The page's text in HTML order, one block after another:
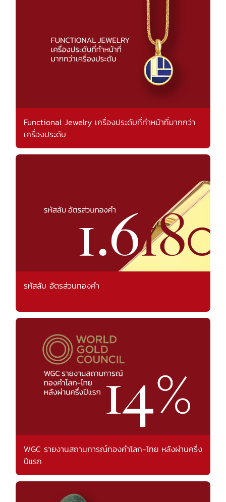
Functional Jewelry เครื่องประดับที่ทำหน้าที่มากกว่า
เครื่องประดับ
รหัสลับ อัตรส่วนทองคำ
WGC รายงานสถานการณ์ทองคำโลก-ไทย หลังผ่านครึ่ง
ปีแรก